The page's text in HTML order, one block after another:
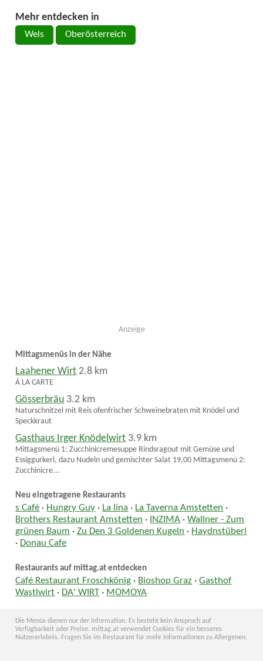
Mehr entdecken in
Wels Oberösterreich
Anzeige
Mittagsmenüs in der Nähe
Laahener Wirt 2.8 km
Á LA CARTE
Gösserbräu 3.2 km
Naturschnitzel mit Reis ofenfrischer Schweinebraten mit Knödel und
Speckkraut
Gasthaus Irger Knödelwirt 3.9 km
Mittagsmenü 1: Zucchinicremesuppe Rindsragout mit Gemüse und
Essiggurkerl, dazu Nudeln und gemischter Salat 19,00 Mittagsmenü 2:
Zucchinicre...
Neu eingetragene Restaurants
s Café · Hungry Guy · La lina · La Taverna Amstetten ·
Brothers Restaurant Amstetten · INZIMA ·Wallner - Zum
grünen Baum ·Zu Den 3 Goldenen Kugeln · Haydnstüberl
· Donau Cafe
Restaurants auf mittag.at entdecken
Café Restaurant Froschkönig · Bioshop Graz ·Gasthof
Wastlwirt · DA' WIRT · MOMOYA
Die Menüs dienen nur der Information. Es besteht kein Anspruch auf
Verfügbarkeit oder Preise. mittag.at verwendet Cookies für ein besseres
Nutzererlebnis. Fragen Sie im Restaurant für mehr Informationen zu Allergenen.